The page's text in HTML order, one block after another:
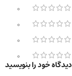
0
0
0
0
دیدگاه خود را بنویسید